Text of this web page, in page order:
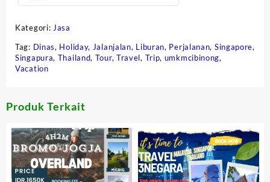
of
Kategori: Jasa
Tag: Dinas, Holiday, Jalanjalan, Liburan, Perjalanan, Singapore,
Singapura, Thailand, Tour, Travel, Trip, umkmcibinong,
Vacation
Produk Terkait